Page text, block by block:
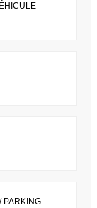
PARKING